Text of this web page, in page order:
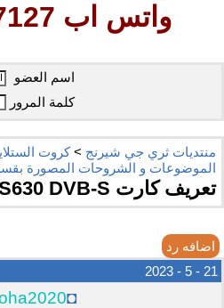
واتس اب 01127747127
اسم العضو
كلمة المرور
منتديات ثري جي شيرنج >كروت
الموضوعات و الشروحات المصورة
تعريف كارت TeVii S630 DVB-S
اضافه رد
21 - 5 - 2023
◘